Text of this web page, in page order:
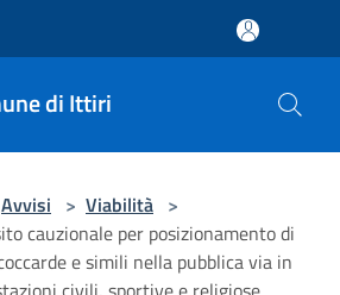
di Ittiri
Avvisi > Viabilità >
cauzionale per posizionamento di
e simili nella pubblica via in